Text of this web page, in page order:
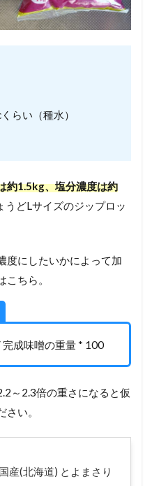
らい（種水）
約1.5kg、塩分濃度は約
うどLサイズのジップロッ
度にしたいかによって加
ちら。
成味噌の重量 * 100
～2.3倍の重さになると仮
い。
国産(北海道) とよまさり